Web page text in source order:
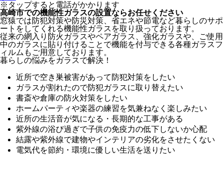
※タップすると電話がかかります
高崎市での機能性ガラスの設置ならお任せください
窓猿では防犯対策や防災対策、省エネや節電など暮らしのサポ
ートをしてくれる機能性ガラスを取り扱っております。
従来の網入り防火ガラスやペアガラス、強化ガラスや、ご使用
中のガラスに貼り付けることで機能を付与できる各種ガラスフ
ィルムもご用意しております。
暮らしの悩みをガラスで解決！
近所で空き巣被害があって防犯対策をしたい
ガラスが割れたので防犯ガラスに取り替えたい
書斎や倉庫の防火対策をしたい
ホームパーティや楽器の練習を気兼ねなく楽しみたい
近所の生活音が気になる・長期的な工事がある
紫外線の浴び過ぎで子供の免疫力の低下しないか心配
結露や紫外線で建物やインテリアの劣化をさせたくない
電気代を節約・環境に優しい生活を送りたい